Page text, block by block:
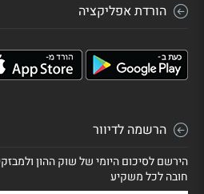
הורדת אפליקציה
הרשמה לדיוור
הירשם לסיכום היומי של שוק ההון
חובה לכל משקיע